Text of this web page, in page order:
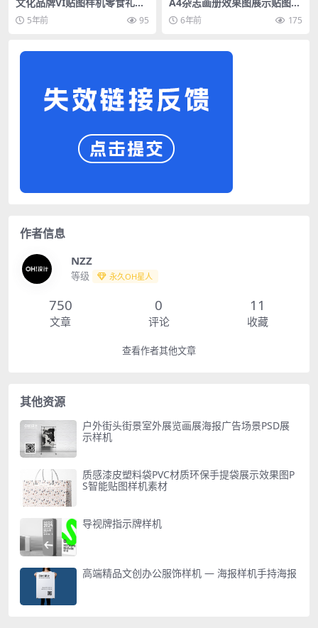
纸巾包装盒布袋效果图PS设计
素材5年前 95
机PSD模板
6年前 175
作者信息
NZZ
等级 永久OH星人
750
文章
0
评论
11
收藏
查看作者其他文章
其他资源
户外街头街景室外展览画展海报广告场景PSD展
示样机
质感漆皮塑料袋PVC材质环保手提袋展示效果图P
S智能贴图样机素材
导视牌指示牌样机
高端精品文创办公服饰样机 — 海报样机手持海报